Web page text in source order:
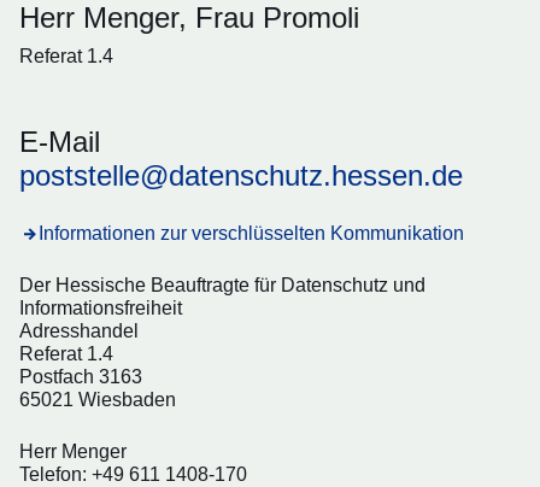
Herr Menger, Frau Promoli
Referat 1.4
E-Mail
poststelle@datenschutz.hessen.de
Informationen zur verschlüsselten Kommunikation
Der Hessische Beauftragte für Datenschutz und
Informationsfreiheit
Adresshandel
Referat 1.4
Postfach 3163
65021 Wiesbaden
Herr Menger
Telefon: +49 611 1408-170